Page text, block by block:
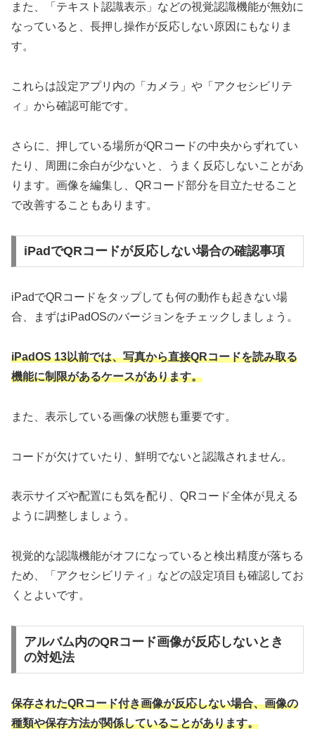
また、「テキスト認識表示」などの視覚認識機能が無効に
なっていると、長押し操作が反応しない原因にもなりま
す。
これらは設定アプリ内の「カメラ」や「アクセシビリテ
ィ」から確認可能です。
さらに、押している場所がQRコードの中央からずれてい
たり、周囲に余白が少ないと、うまく反応しないことがあ
ります。画像を編集し、QRコード部分を目立たせること
で改善することもあります。
iPadでQRコードが反応しない場合の確認事項
iPadでQRコードをタップしても何の動作も起きない場
合、まずはiPadOSのバージョンをチェックしましょう。
iPadOS 13以前では、写真から直接QRコードを読み取る
機能に制限があるケースがあります。
また、表示している画像の状態も重要です。
コードが欠けていたり、鮮明でないと認識されません。
表示サイズや配置にも気を配り、QRコード全体が見える
ように調整しましょう。
視覚的な認識機能がオフになっていると検出精度が落ちる
ため、「アクセシビリティ」などの設定項目も確認してお
くとよいです。
アルバム内のQRコード画像が反応しないとき
の対処法
保存されたQRコード付き画像が反応しない場合、画像の
種類や保存方法が関係していることがあります。